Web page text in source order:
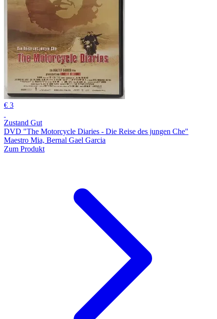
€ 3
Zustand Gut
DVD "The Motorcycle Diaries - Die Reise des jungen Che"
Maestro Mia, Bernal Gael Garcia
Zum Produkt